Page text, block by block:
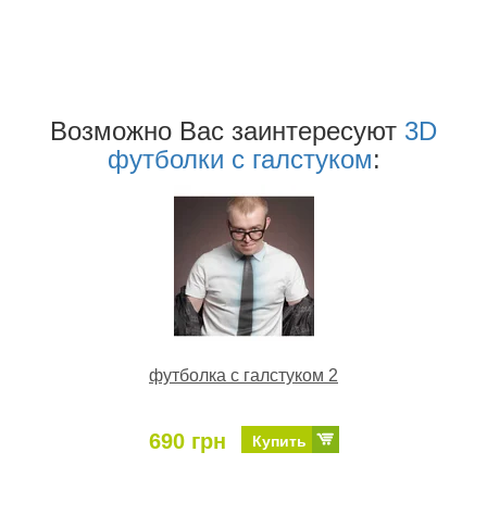
Возможно Ваc заинтересуют 3D
футболки с галстуком:
футболка с галстуком 2
690 грн Купить